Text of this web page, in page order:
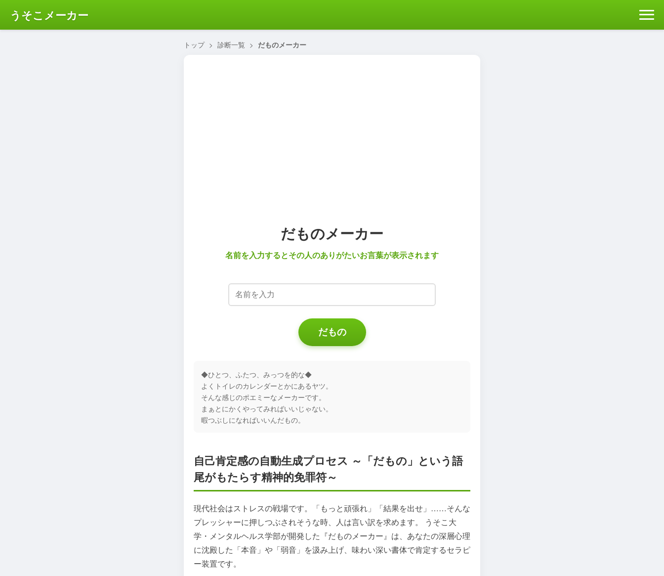
うそこメーカー
トップ > 診断一覧 > だものメーカー
だものメーカー
名前を入力するとその人のありがたいお言葉が表示されます
だもの
◆ひとつ、ふたつ、みっつを的な◆
よくトイレのカレンダーとかにあるヤツ。
そんな感じのポエミーなメーカーです。
まぁとにかくやってみればいいじゃない。
暇つぶしになればいいんだもの。
自己肯定感の自動生成プロセス ～「だもの」という語
尾がもたらす精神的免罪符～
現代社会はストレスの戦場です。「もっと頑張れ」「結果を出せ」……そんな
プレッシャーに押しつぶされそうな時、人は言い訳を求めます。 うそこ大
学・メンタルヘルス学部が開発した『だものメーカー』は、あなたの深層心理
に沈殿した「本音」や「弱音」を汲み上げ、味わい深い書体で肯定するセラピ
ー装置です。